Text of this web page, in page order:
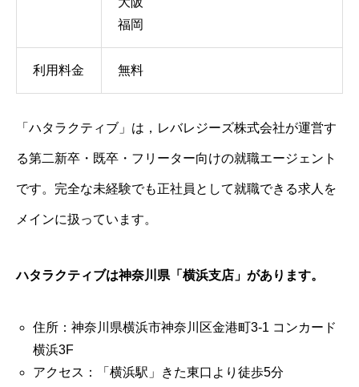
福岡
利用料金 無料
「ハタラクティブ」は，レバレジーズ株式会社が運営す
る第二新卒・既卒・フリーター向けの就職エージェント
です。完全な未経験でも正社員として就職できる求人を
メインに扱っています。
ハタラクティブは神奈川県「横浜支店」があります。
住所：神奈川県横浜市神奈川区金港町3-1 コンカード
横浜3F
アクセス：「横浜駅」きた東口より徒歩5分